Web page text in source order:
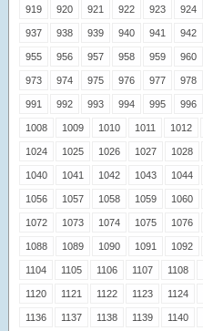
919 920 921 922 923 924
937 938 939 940 941 942
955 956 957 958 959 960
973 974 975 976 977 978
991 992 993 994 995 996
1008 1009 1010 1011 1012
1024 1025 1026 1027 1028
1040 1041 1042 1043 1044
1056 1057 1058 1059 1060
1072 1073 1074 1075 1076
1088 1089 1090 1091 1092
1104 1105 1106 1107 1108
1120 1121 1122 1123 1124
1136 1137 1138 1139 1140